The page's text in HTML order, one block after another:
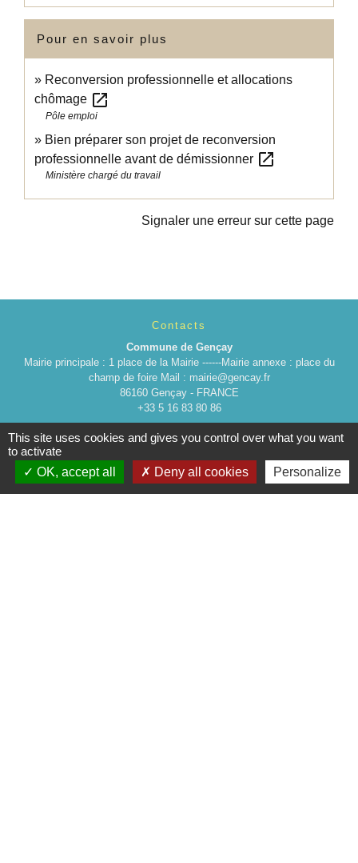
Pour en savoir plus
Reconversion professionnelle et allocations
chômage open_in_new
Pôle emploi
Bien préparer son projet de reconversion
professionnelle avant de démissionner open_in_new
Ministère chargé du travail
Signaler une erreur sur cette page
Contacts
Commune de Gençay
Mairie principale : 1 place de la Mairie ------Mairie annexe : place du
champ de foire Mail : mairie@gencay.fr
86160 Gençay - FRANCE
+33 5 16 83 80 86
This site uses cookies and gives you control over what you want
to activate
OK, accept all
Deny all cookies Personalize